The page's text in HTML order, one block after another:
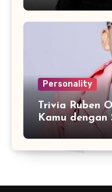
Personality
Trivia Ruben
Kamu dengan
Serbabisa?